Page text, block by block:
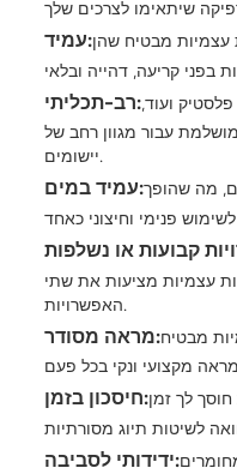
עמיד:עצמיות מבטיח שהן
רב-תכליתי:פלסטיק ועוד,
עבור מגוון רחב של
יישומים.
עמיד במים:מה שהופך
עצמיות מציעות את שתי
האפשרויות.
מראה מסודר:מבטיח
חיסכון בזמן:לך זמן
ידידותי לסביבה: